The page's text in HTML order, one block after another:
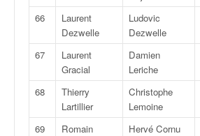
66
Laurent
Dezwelle
Ludovic
Dezwelle
67
Laurent
Gracial
Damien
Leriche
68
Thierry
Lartillier
Christophe
Lemoine
69
Romain
Hervé Cornu